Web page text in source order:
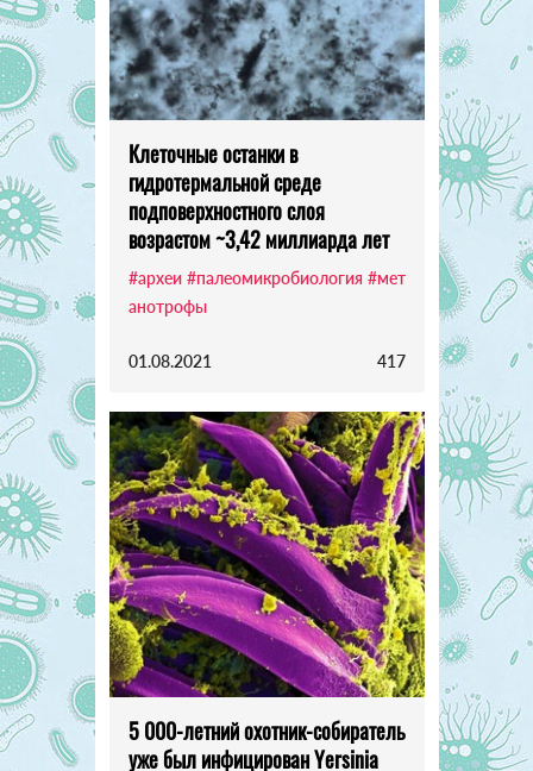
Клеточные останки в
гидротермальной среде
подповерхностного слоя
возрастом ~3,42 миллиарда лет
#археи #палеомикробиология #мет
анотрофы
01.08.2021 417
5 000-летний охотник-собиратель
уже был инфицирован Yersinia